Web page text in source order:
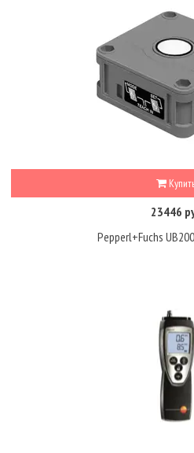
23446
Pepperl+Fuchs